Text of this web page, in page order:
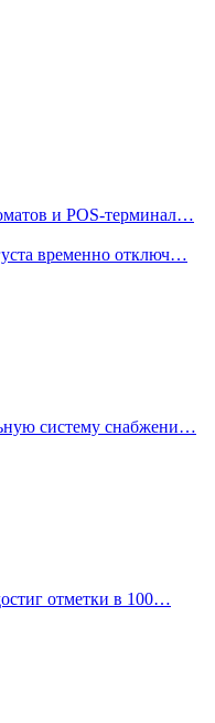
и POS-терминал…
временно отключ…
систему снабжени…
отметки в 100…